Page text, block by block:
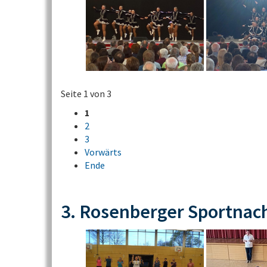
Seite 1 von 3
1
2
3
Vorwärts
Ende
3. Rosenberger